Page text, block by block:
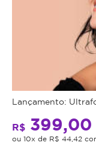
Lançamento:
R$ 399,00
ou 10x de R$ 44,42